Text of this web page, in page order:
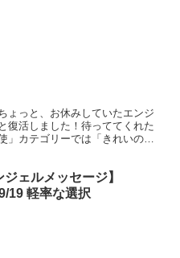
ょっと、お休みしていたエンジ
復活しました！待っててくれた
」カテゴリーでは「きれいのモ
ジェルメッセージ】
19 軽率な選択